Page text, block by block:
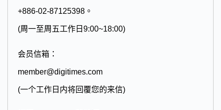
+886-02-87125398。
(周一至周五工作日9:00~18:00)
会员信箱：
member@digitimes.com
(一个工作日内将回覆您的来信)